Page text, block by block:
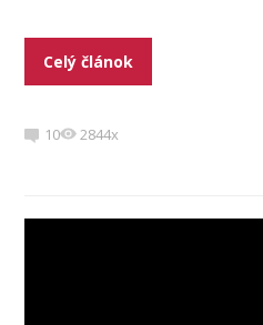
Celý článok
10 2844x